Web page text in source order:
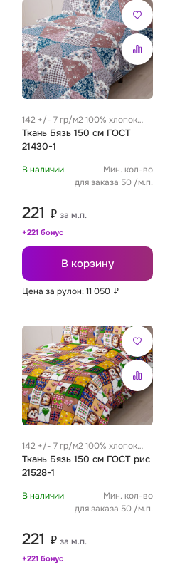
142 +/- 7 гр/м2 100% хлопок
0.29 м
Ткань Бязь 150 см ГОСТ
21430-1
В наличии
Мин. кол-во
для заказа 50 /м.п.
221 ₽ за м.п.
+221 бонус
В корзину
Цена за рулон: 11 050 ₽
142 +/- 7 гр/м2 100% хлопок
0.29 м
Ткань Бязь 150 см ГОСТ рис
21528-1
В наличии
Мин. кол-во
для заказа 50 /м.п.
221 ₽ за м.п.
+221 бонус